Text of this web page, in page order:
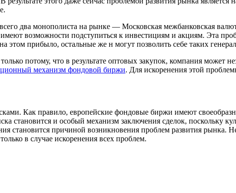
два монополиста на рынке — Московская межбанковская
возможности подступиться к инвестициям и акциям. Эта
прибыло, остальные же н могут позволить себе таких
потому, что в результате оптовых закупок, компания может
механизм фондовой биржи. Для искоренения этой
Как правило, европейские фондовые биржи имеют
становится и особый механизм заключения сделок, поскольку
становится причиной возникновения проблем развития рынка.
в случае искоренения всех проблем.